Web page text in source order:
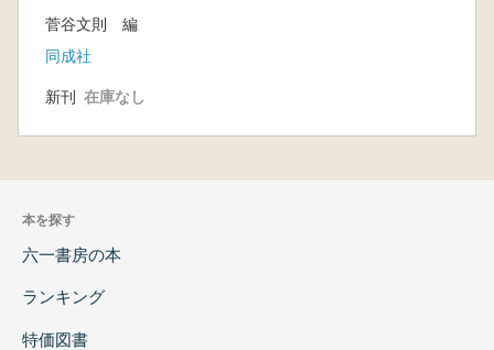
期畿内政権(水野敏典)
百済の製鉄技術と七支刀(東 潮)
矢のまつりごと(河内一浩)
小札甲の変遷と交流(内山敏行)
古墳時代の甲冑にみる伝統の認識(鈴木一有)
代武具の位置付け(濱田英作)
韓半島南部出土と伝えられる列島系双龍環頭大
菅谷文則 編
同成社
新刊 在庫なし
本を探す
六一書房の本
ランキング
特価図書